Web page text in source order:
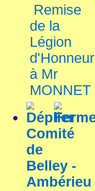
Remise
de la
Légion
d'Honneur
à Mr
MONNET
Comité
de
Belley -
Ambérieu